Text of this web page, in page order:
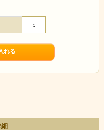
○
細